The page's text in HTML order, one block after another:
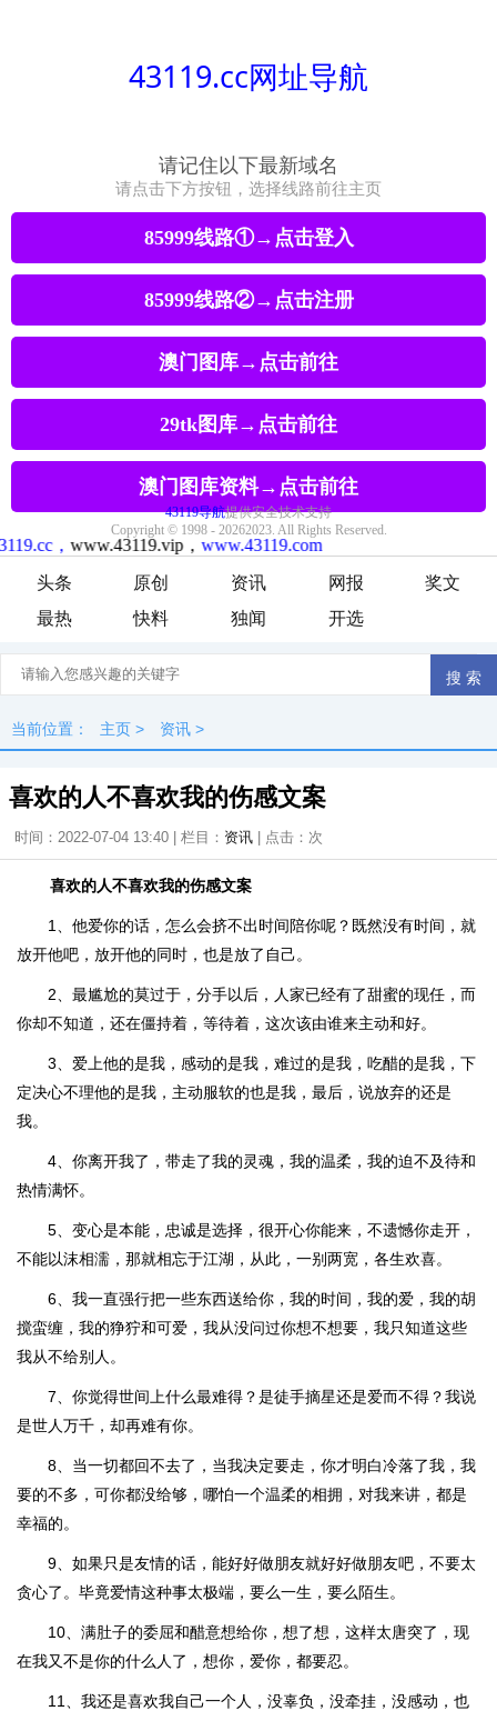
头条 原创 资讯 网报
奖文
最热
快料 独闻 开选
当前位置： 主页 > 资讯 >
喜欢的人不喜欢我的伤感文案
时间：2022-07-04 13:40 | 栏目： 资讯 | 点击： 次
喜欢的人不喜欢我的伤感文案
1、他爱你的话，怎么会挤不出时间陪你呢？既然没有时间，就
放开他吧，放开他的同时，也是放了自己。
2、最尴尬的莫过于，分手以后，人家已经有了甜蜜的现任，而
你却不知道，还在僵持着，等待着，这次该由谁来主动和好。
3、爱上他的是我，感动的是我，难过的是我，吃醋的是我，下
定决心不理他的是我，主动服软的也是我，最后，说放弃的还是
我。
4、你离开我了，带走了我的灵魂，我的温柔，我的迫不及待和
热情满怀。
5、变心是本能，忠诚是选择，很开心你能来，不遗憾你走开，
不能以沫相濡，那就相忘于江湖，从此，一别两宽，各生欢喜。
6、我一直强行把一些东西送给你，我的时间，我的爱，我的胡
搅蛮缠，我的狰狞和可爱，我从没问过你想不想要，我只知道这些
我从不给别人。
7、你觉得世间上什么最难得？是徒手摘星还是爱而不得？我说
是世人万千，却再难有你。
8、当一切都回不去了，当我决定要走，你才明白冷落了我，我
要的不多，可你都没给够，哪怕一个温柔的相拥，对我来讲，都是
幸福的。
9、如果只是友情的话，能好好做朋友就好好做朋友吧，不要太
贪心了。毕竟爱情这种事太极端，要么一生，要么陌生。
10、满肚子的委屈和醋意想给你，想了想，这样太唐突了，现
在我又不是你的什么人了，想你，爱你，都要忍。
11、我还是喜欢我自己一个人，没辜负，没牵挂，没感动，也